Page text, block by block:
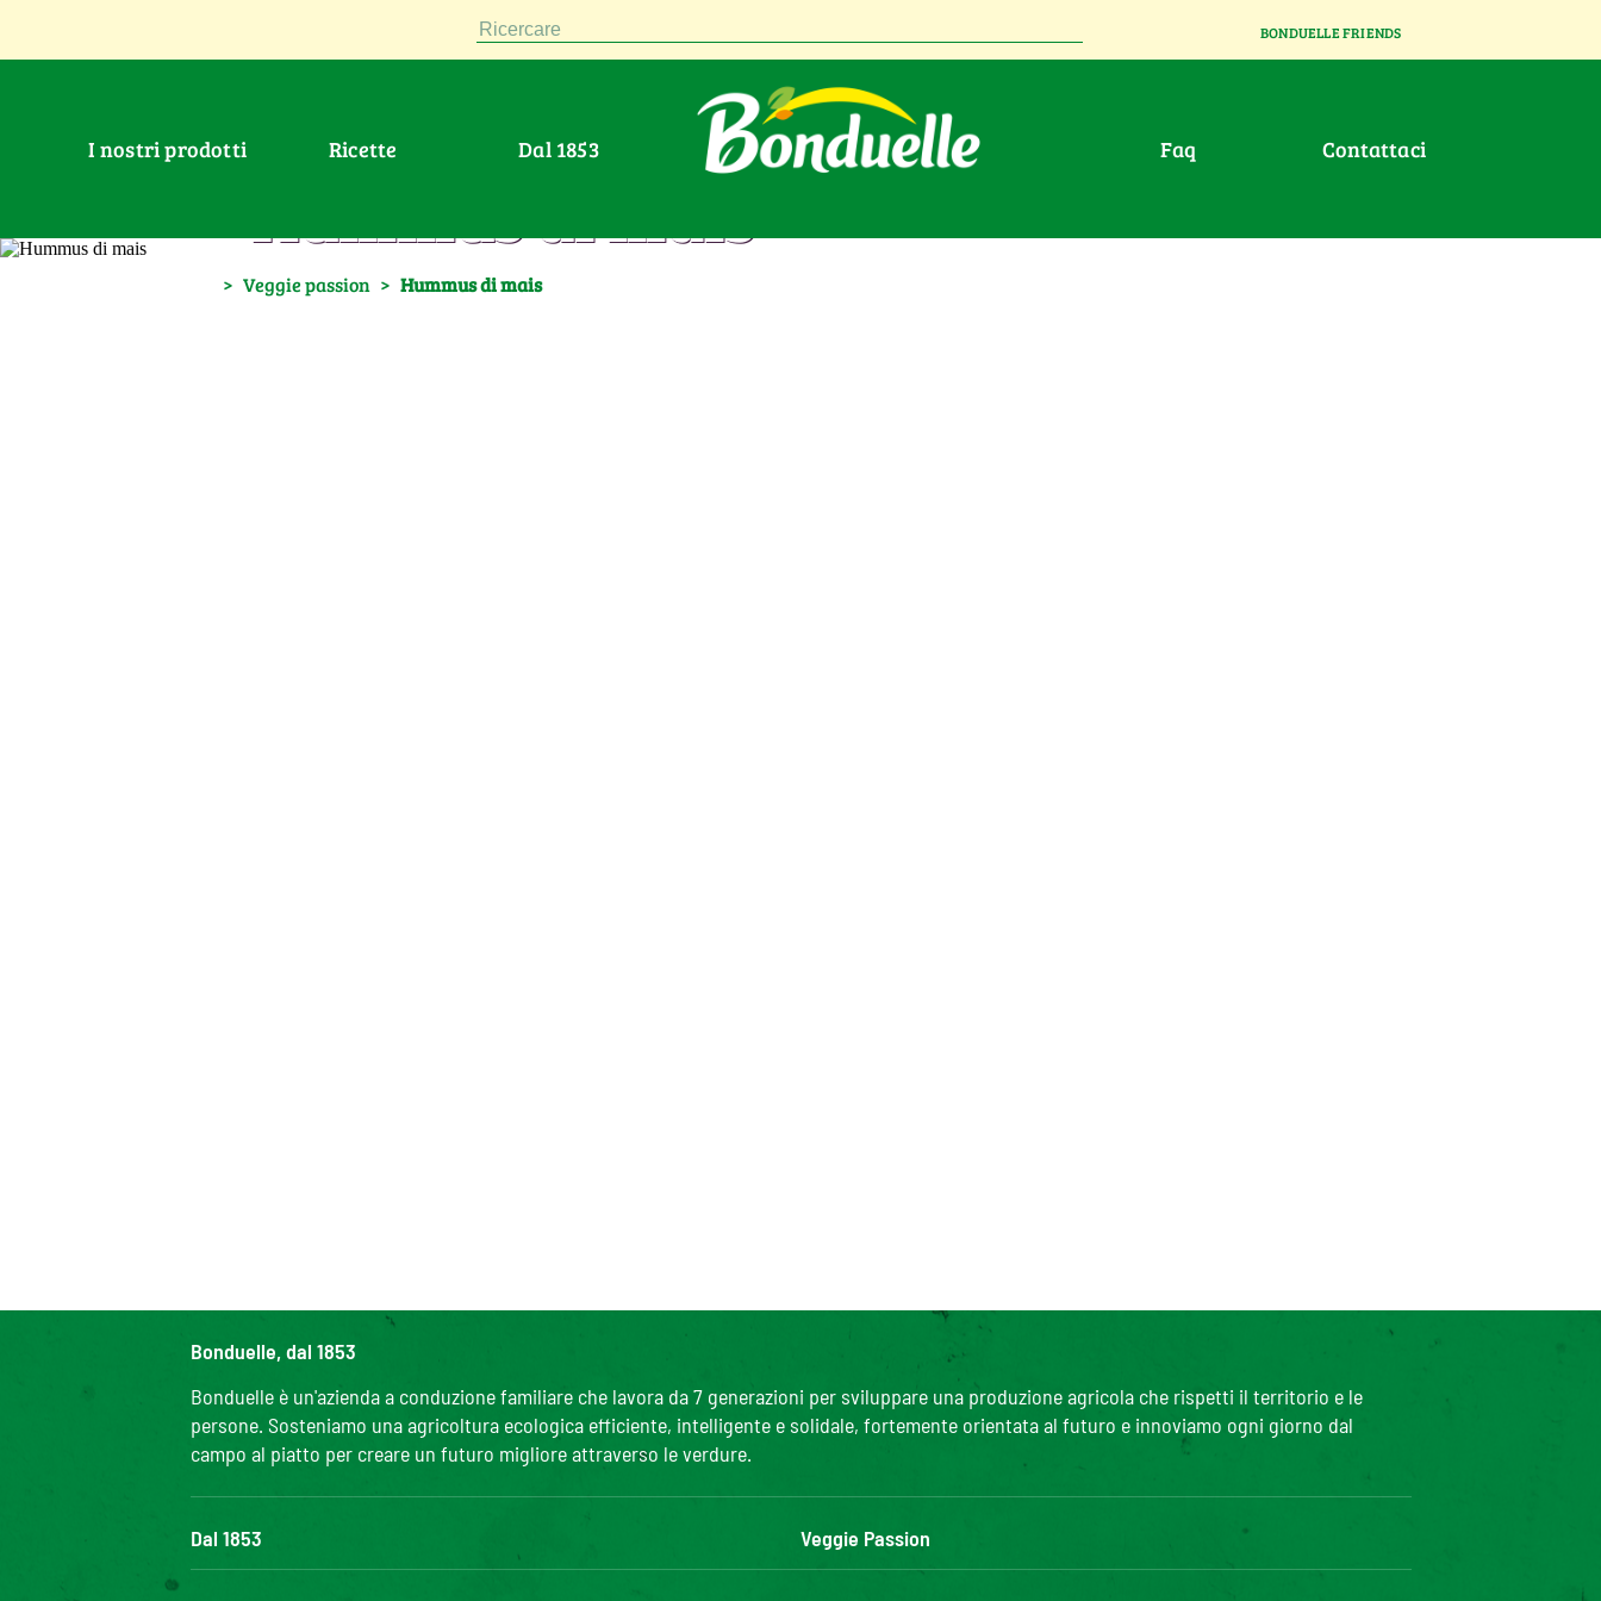
Ricercare BONDUELLE FRIENDS
I nostri prodotti Ricette Dal 1853 faq contattaci
> Veggie passion > Hummus di mais
Hummus di mais
Bonduelle, dal 1853
Bonduelle è un'azienda a conduzione familiare che lavora da 7 generazioni per sviluppare una produzione agricola che rispetti il territorio e le
persone. Sosteniamo una agricoltura ecologica efficiente, intelligente e solidale, fortemente orientata al futuro e innoviamo ogni giorno dal
campo al piatto per creare un futuro migliore attraverso le verdure.
Dal 1853
Veggie Passion